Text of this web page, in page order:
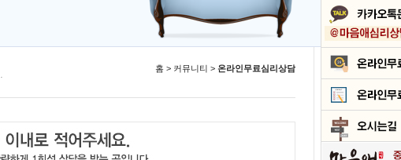
홈 > 커뮤니티 > 온라인무료심리상담